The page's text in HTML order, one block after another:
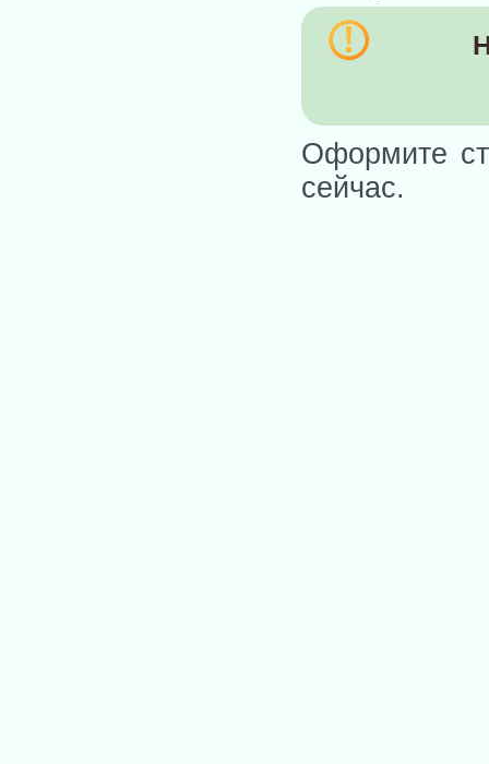
Оформите
сейчас.